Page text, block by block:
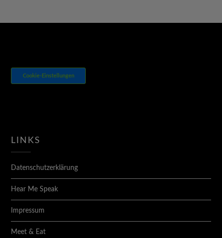
Cookie-Einstellungen
LINKS
Datenschutzerklärung
Hear Me Speak
Impressum
Meet & Eat